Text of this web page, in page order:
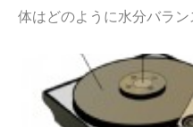
体はどのように水分バラ